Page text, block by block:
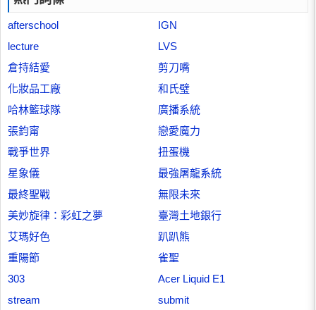
afterschool
IGN
lecture
LVS
倉持結愛
剪刀嘴
化妝品工廠
和氏璧
哈林籃球隊
廣播系統
張鈞甯
戀愛魔力
戰爭世界
扭蛋機
星象儀
最強屠龍系統
最終聖戰
無限未來
美妙旋律：彩虹之夢
臺灣土地銀行
艾瑪好色
趴趴熊
重陽節
雀聖
303
Acer Liquid E1
stream
submit